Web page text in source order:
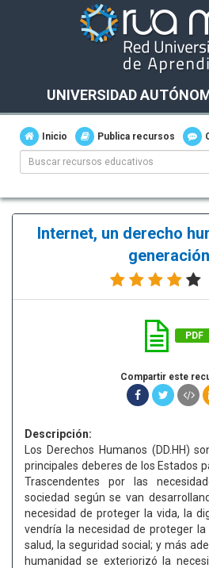
UNIVERSIDAD
Inicio Publica recursos
Internet, un derecho
generación
PDF
Compartir este
Descripción:
Los Derechos Humanos (DD.HH)
principales deberes de los Estados
Trascendentes por las
sociedad según se van
necesidad de proteger la vida, la
vendría la necesidad de proteger
salud, la seguridad social; y más
humanidad se exteriorizó la